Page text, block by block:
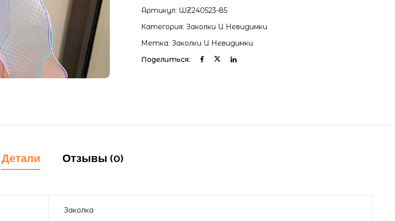
Артикул: WZ240523-85
Категория: Заколки И Невидимки
Метка: Заколки И Невидимки
Поделиться:
Детали Отзывы (0)
Заколка